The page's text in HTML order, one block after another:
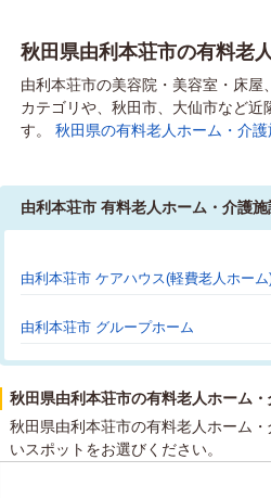
秋田県由利本荘市の有料老
由利本荘市の美容院・美容室・床
カテゴリや、秋田市、大仙市など
す。 秋田県の有料老人ホーム・介護
由利本荘市 有料老人ホーム・介護
由利本荘市 ケアハウス(軽費老人ホーム
由利本荘市 グループホーム
秋田県由利本荘市の有料老人ホーム
秋田県由利本荘市の有料老人ホーム
いスポットをお選びください。